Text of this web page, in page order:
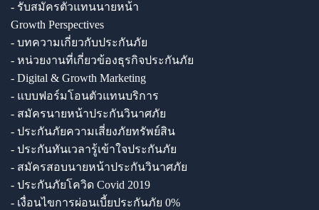
- รับสมัครตัวแทนนายหน้า
Growth Perspectives
- บทความเกี่ยวกับประกันภัย
- หน่วยงานที่เกี่ยวข้องธุรกิจประกันภัย
- Digital & Growth Marketing
- แบบฟอร์มโอนตัวแทนบริการ
- สมัครนายหน้าประกันวินาศภัย
- ประกันภัยความเสี่ยงภัยทรัพย์สิน
- ประกันทันเวลารู้เข้าใจประกันภัย
- สมัครสอบนายหน้าประกันวินาศภัย
- ประกันภัยโควิด Covid 2019
- เงื่อนไขการผ่อนเบี้ยประกันภัย 0%